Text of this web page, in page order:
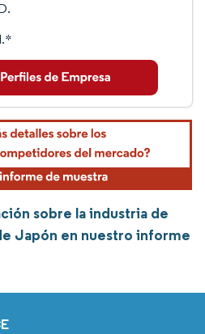
sobre la industria de
Japón en nuestro informe